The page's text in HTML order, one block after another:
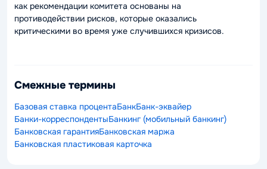
как рекомендации комитета основаны на
противодействии рисков, которые оказались
критическими во время уже случившихся кризисов.
Смежные термины
Базовая ставка процентаБанкБанк-эквайер
Банки-корреспондентыБанкинг (мобильный банкинг)
Банковская гарантияБанковская маржа
Банковская пластиковая карточка